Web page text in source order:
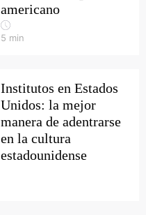
americano
5 min
Institutos en Estados
Unidos: la mejor
manera de adentrarse
en la cultura
estadounidense